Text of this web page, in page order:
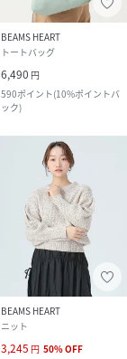
BEAMS HEART
トートバッグ
6,490 円
590ポイント(10%ポイントバ
ック)
BEAMS HEART
ニット
3,245 円 50%OFF